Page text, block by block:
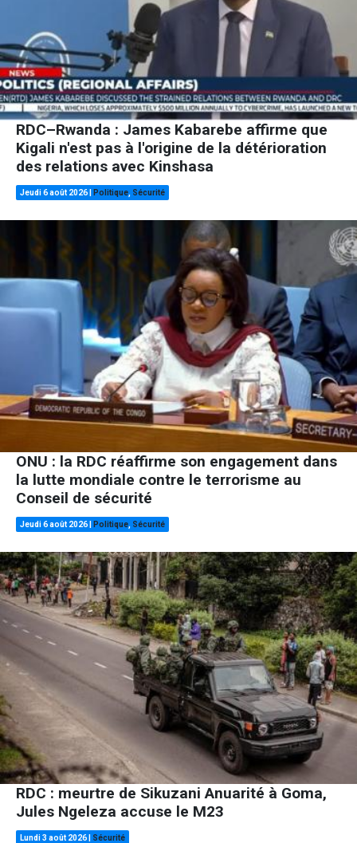
RDC–Rwanda : James Kabarebe affirme que
Kigali n'est pas à l'origine de la détérioration
des relations avec Kinshasa
Jeudi 6 août 2026 Politique, Sécurité
ONU : la RDC réaffirme son engagement dans
la lutte mondiale contre le terrorisme au
Conseil de sécurité
Jeudi 6 août 2026 Politique Sécurité
RDC : meurtre de Sikuzani Anuarité à Goma,
Jules Ngeleza accuse le M23
Lundi 3 août 2026 Sécurité